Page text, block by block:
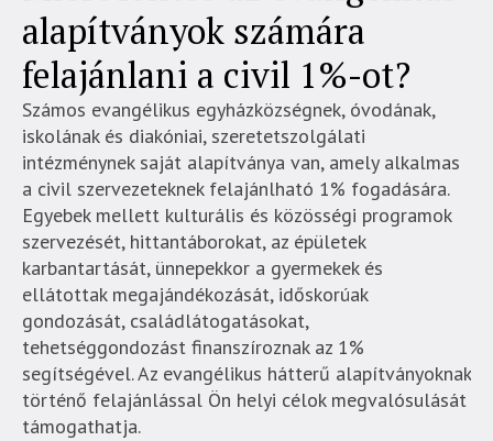
alapítványok számára
felajánlani a civil 1%-ot?
Számos evangélikus egyházközségnek, óvodának,
iskolának és diakóniai, szeretetszolgálati
intézménynek saját alapítványa van, amely alkalmas
a civil szervezeteknek felajánlható 1% fogadására.
Egyebek mellett kulturális és közösségi programok
szervezését, hittantáborokat, az épületek
karbantartását, ünnepekkor a gyermekek és
ellátottak megajándékozását, időskorúak
gondozását, családlátogatásokat,
tehetséggondozást finanszíroznak az 1%
segítségével. Az evangélikus hátterű alapítványoknak
történő felajánlással Ön helyi célok megvalósulását
támogathatja.